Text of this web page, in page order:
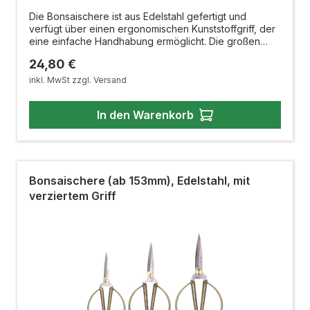
Die Bonsaischere ist aus Edelstahl gefertigt und
verfügt über einen ergonomischen Kunststoffgriff, der
eine einfache Handhabung ermöglicht. Die großen
Schneide zeichnet sich durch ihre Robustheit und
Effektivität beim Schneiden von mittleren und dickeren
Werkzeug auch für Wurzelschnitte bei Zimmer- und
Freilandbonsais. Die doppelten Schneiden des
Messers gewährleisten einen präzisen und glatten
Schnitt, wobei die Triebe nicht gequetscht
KunststoffgriffHergestellt in China
Regulärer Preis:
24,80 €
inkl. MwSt zzgl. Versand
In den Warenkorb
Bonsaischere (ab 153mm), Edelstahl, mit
verziertem Griff